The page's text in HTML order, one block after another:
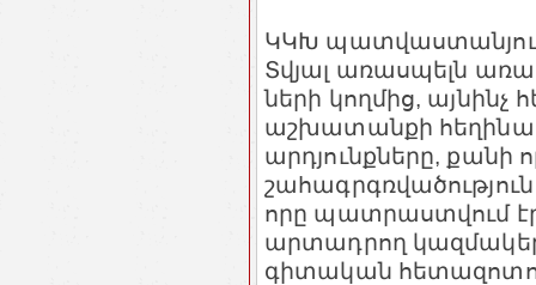
ԿԿԽ
Տվյալ առասպելն
ների կողմից, այնինչ
աշխատանքի
արդյունքները, քանի
որը պատրաստվում
արտադրող
գիտական